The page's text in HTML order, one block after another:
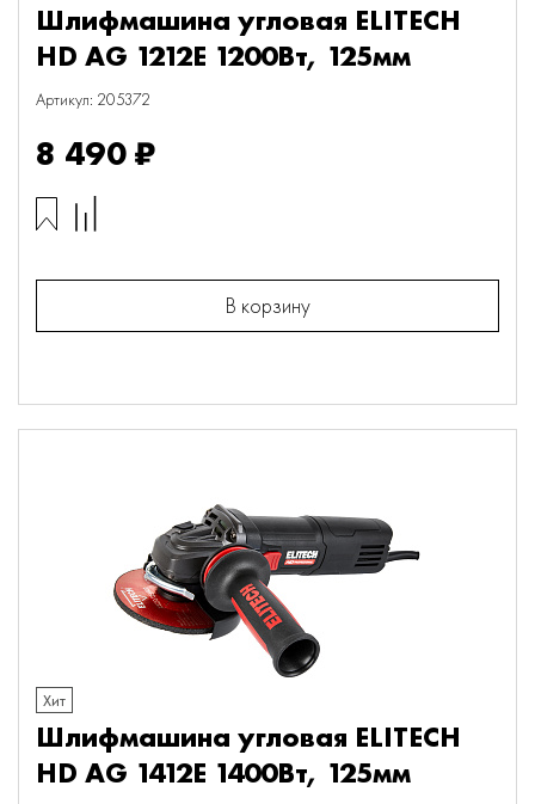
Шлифмашина угловая ELITECH
HD AG 1212E 1200Вт, 125мм
Артикул: 205372
8 490 ₽
В корзину
Хит
Шлифмашина угловая ELITECH
HD AG 1412E 1400Вт, 125мм